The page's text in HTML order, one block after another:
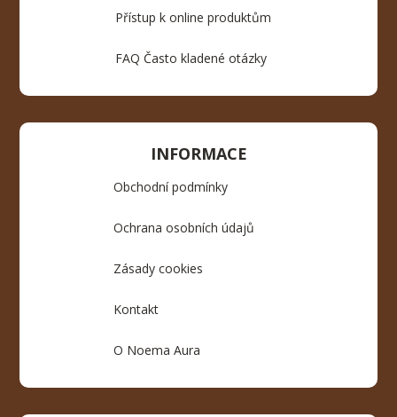
Přístup k online produktům
FAQ Často kladené otázky
INFORMACE
Obchodní podmínky
Ochrana osobních údajů
Zásady cookies
Kontakt
O Noema Aura